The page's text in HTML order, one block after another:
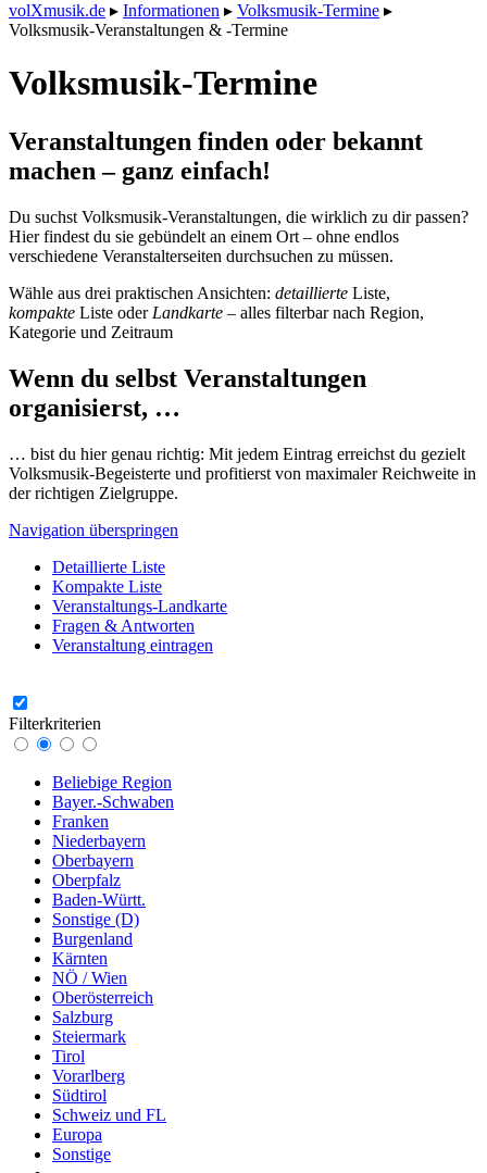
volXmusik.de ▸ Informationen ▸ Volksmusik-Termine ▸
Volksmusik-Veranstaltungen & -Termine
Volksmusik-Termine
Veranstaltungen finden oder bekannt
machen – ganz einfach!
Du suchst Volksmusik-Veranstaltungen, die wirklich zu dir passen?
Hier findest du sie gebündelt an einem Ort – ohne endlos
verschiedene Veranstalterseiten durchsuchen zu müssen.
Wähle aus drei praktischen Ansichten: detaillierte Liste,
kompakte Liste oder Landkarte – alles filterbar nach Region,
Kategorie und Zeitraum
Wenn du selbst Veranstaltungen
organisierst, …
… bist du hier genau richtig: Mit jedem Eintrag erreichst du gezielt
Volksmusik-Begeisterte und profitierst von maximaler Reichweite in
der richtigen Zielgruppe.
Navigation überspringen
Detaillierte Liste
Kompakte Liste
Veranstaltungs-Landkarte
Fragen & Antworten
Veranstaltung eintragen
Filterkriterien
Beliebige Region
Bayer.-Schwaben
Franken
Niederbayern
Oberbayern
Oberpfalz
Baden-Württ.
Sonstige (D)
Burgenland
Kärnten
NÖ / Wien
Oberösterreich
Salzburg
Steiermark
Tirol
Vorarlberg
Südtirol
Schweiz und FL
Europa
Sonstige